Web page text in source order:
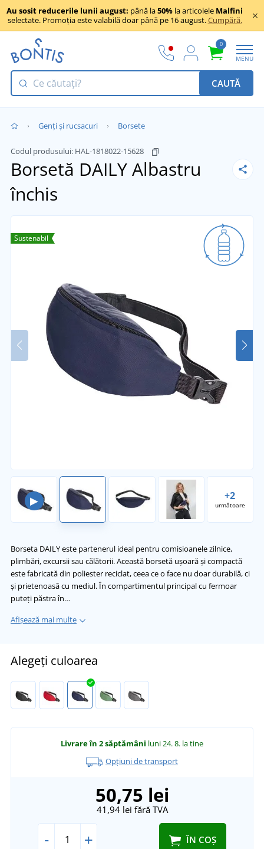
Au sosit reducerile lunii august: până la50% la articolele Malfini
selectate. Promoția este valabilă doar până pe 16 august.Cumpără.
0
MENU
CAUTĂ
Genți și rucsacuri Borsete
Codul produsului: HAL-1818022-15628
Borsetă DAILYAlbastru
închis
▶ +2
următoare
Sustenabil
Borseta DAILY este partenerul ideal pentru comisioanele zilnice,
plimbări, excursii sau călătorii. Această borsetă ușoară și compactă
este fabricată din poliester reciclat, ceea ce o face nu doar durabilă, ci
și prietenoasă cu mediul. În compartimentul principal cu fermoar
puteți păstra în…
Afișează mai multe
Alegeți culoarea
Livrare în 2 săptămâni luni 24. 8. la tine
Opțiuni de transport
50,75 lei
41,94 lei fără TVA
- + ÎN COȘ